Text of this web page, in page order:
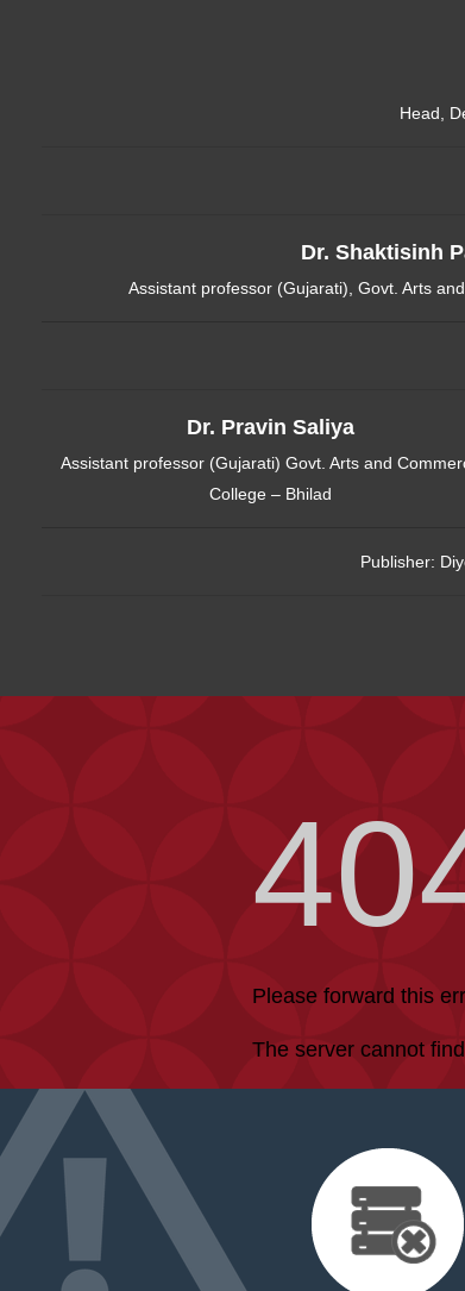
Head,
Dr. Shaktisinh
Assistant professor (Gujarati), Govt. Arts
Dr. Pravin Saliya
Assistant professor (Gujarati) Govt. Arts and
College – Bhilad
Publisher:
Please forward this
The server cannot